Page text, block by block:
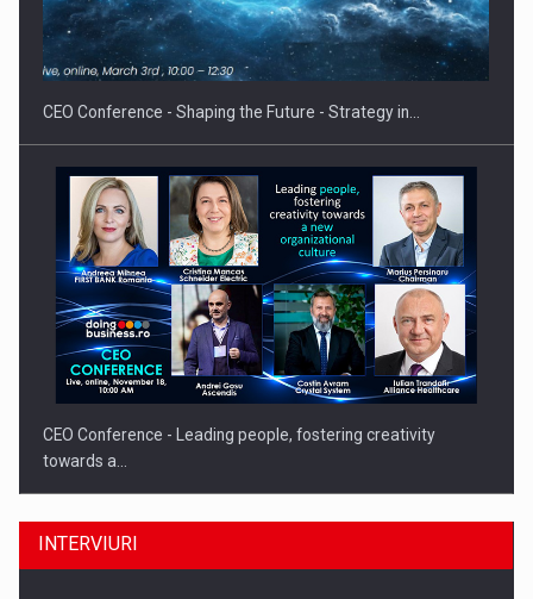
Proteinmaxxing and the Future of Protein Demand
CEO Conference - Shaping the Future - Strategy in…
CEO Conference - Leading people, fostering creativity
towards a…
INTERVIURI